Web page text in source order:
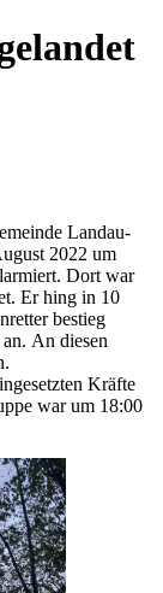
Landau-
2022 um
Dort war
Er hing in 10
bestieg
An diesen
Kräfte
war um 18:00